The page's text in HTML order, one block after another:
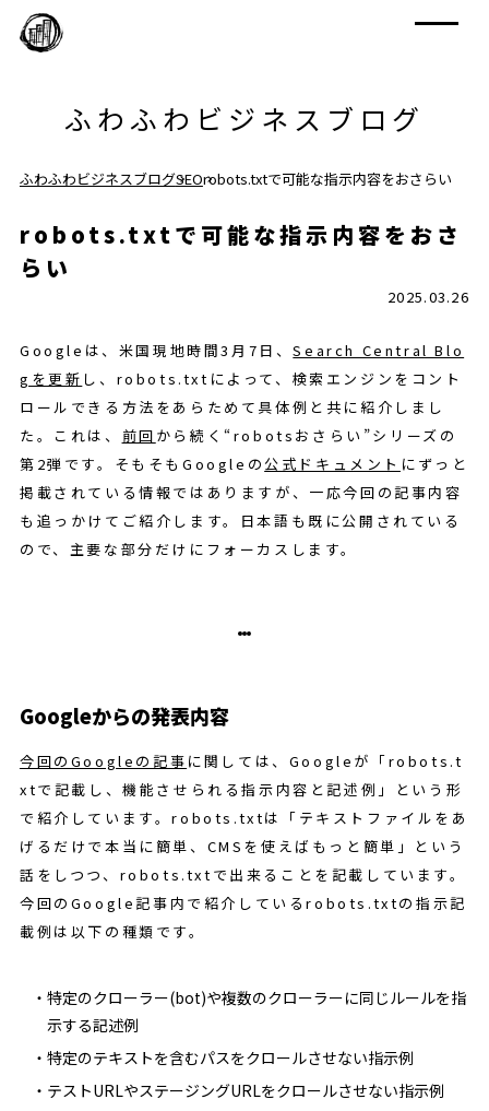
ふわふわビジネスブログ
ふわふわビジネスブログSEOrobots.txtで可能な指示内容をおさらい
robots.txtで可能な指示内容をおさ
らい
2025.03.26
Googleは、米国現地時間3月7日、Search Central Blo
gを更新 し、robots.txtによって、検索エンジンをコント
ロールできる方法をあらためて具体例と共に紹介しまし
た。これは、 前回 から続く“robotsおさらい”シリーズの
第2弾です。そもそもGoogleの 公式ドキュメント にずっと
掲載されている情報ではありますが、一応今回の記事内容
も追っかけてご紹介します。日本語も既に公開されている
ので、主要な部分だけにフォーカスします。
Googleからの発表内容
今回のGoogleの記事 に関しては、Googleが「robots.t
xtで記載し、機能させられる指示内容と記述例」という形
で紹介しています。robots.txtは「テキストファイルをあ
げるだけで本当に簡単、CMSを使えばもっと簡単」という
話をしつつ、robots.txtで出来ることを記載しています。
今回のGoogle記事内で紹介しているrobots.txtの指示記
載例は以下の種類です。
特定のクローラー(bot)や複数のクローラーに同じルールを指
示する記述例
特定のテキストを含むパスをクロールさせない指示例
テストURLやステージングURLをクロールさせない指示例